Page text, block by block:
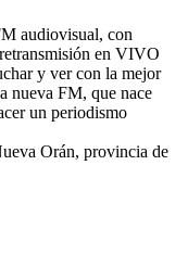
audiovisual, con
en VIVO
y ver con la mejor
nueva FM, que nace
un periodismo
Orán, provincia de